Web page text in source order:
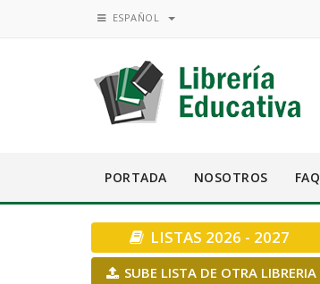
ESPAÑOL
PORTADA NOSOTROS FAQ
LISTAS 2026 - 2027
SUBE LISTA DE OTRA LIBRERIA